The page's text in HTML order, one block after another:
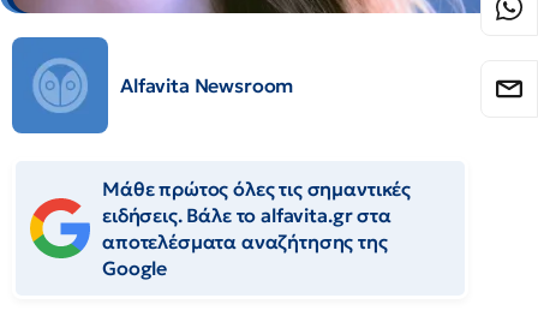
Alfavita Newsroom
Μάθε πρώτος όλες τις σημαντικές
ειδήσεις. Βάλε το alfavita.gr στα
αποτελέσματα αναζήτησης της
Google